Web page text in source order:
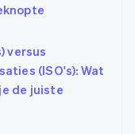
versus
(ISO's): Wat
de juiste